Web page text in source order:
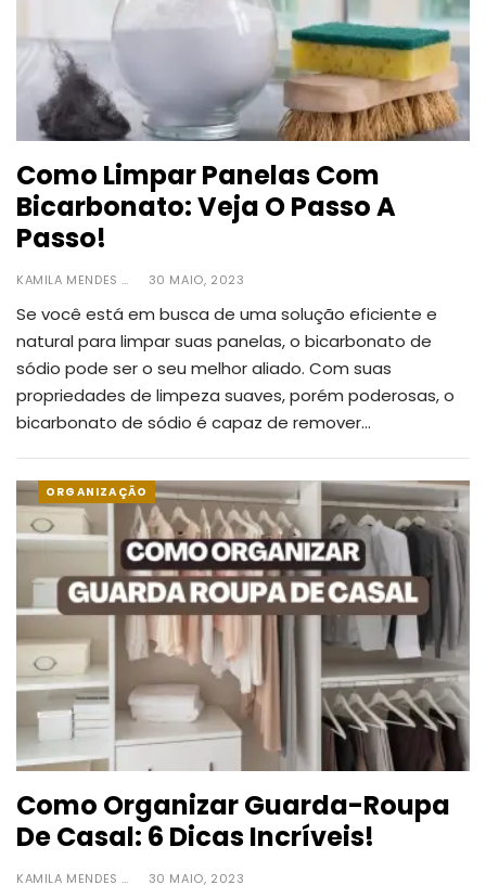
Como Limpar Panelas Com
Bicarbonato: Veja O Passo A
Passo!
KAMILA MENDES 30 MAIO, 2023
Se você está em busca de uma solução eficiente e
natural para limpar suas panelas, o bicarbonato de
sódio pode ser o seu melhor aliado. Com suas
propriedades de limpeza suaves, porém poderosas, o
bicarbonato de sódio é capaz de remover…
ORGANIZAÇÃO
Como Organizar Guarda-Roupa
De Casal: 6 Dicas Incríveis!
KAMILA MENDES 30 MAIO, 2023